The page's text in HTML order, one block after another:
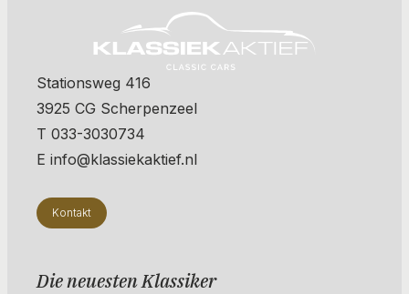
Stationsweg 416
3925 CG Scherpenzeel
T 033-3030734
E info@klassiekaktief.nl
Kontakt
Die neuesten Klassiker